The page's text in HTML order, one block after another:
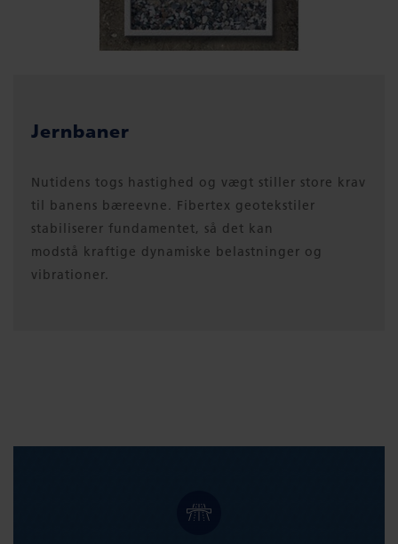
Jernbaner
Nutidens togs hastighed og vægt stiller store krav
til banens bæreevne. Fibertex geotekstiler
stabiliserer fundamentet, så det kan
modstå kraftige dynamiske belastninger og
vibrationer.